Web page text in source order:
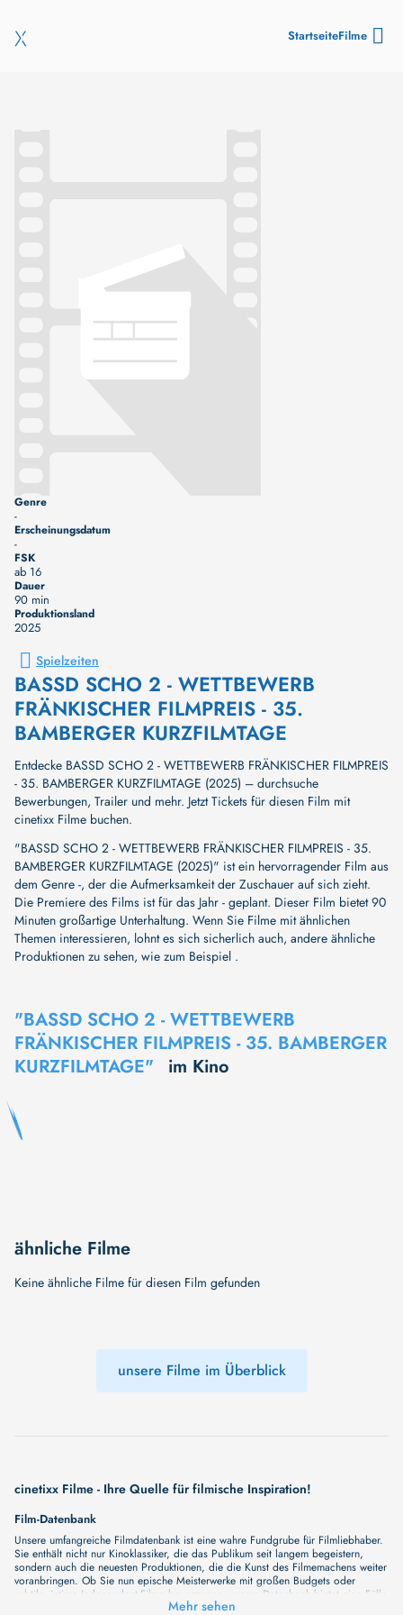
StartseiteFilme
Genre
-
Erscheinungsdatum
-
FSK
ab 16
Dauer
90 min
Produktionsland
2025
Spielzeiten
BASSD SCHO 2 - WETTBEWERB
FRÄNKISCHER FILMPREIS - 35.
BAMBERGER KURZFILMTAGE
Entdecke BASSD SCHO 2 - WETTBEWERB FRÄNKISCHER FILMPREIS
- 35. BAMBERGER KURZFILMTAGE (2025) – durchsuche
Bewerbungen, Trailer und mehr. Jetzt Tickets für diesen Film mit
cinetixx Filme buchen.
"BASSD SCHO 2 - WETTBEWERB FRÄNKISCHER FILMPREIS - 35.
BAMBERGER KURZFILMTAGE (2025)" ist ein hervorragender Film aus
dem Genre -, der die Aufmerksamkeit der Zuschauer auf sich zieht.
Die Premiere des Films ist für das Jahr - geplant. Dieser Film bietet 90
Minuten großartige Unterhaltung. Wenn Sie Filme mit ähnlichen
Themen interessieren, lohnt es sich sicherlich auch, andere ähnliche
Produktionen zu sehen, wie zum Beispiel .
"BASSD SCHO 2 - WETTBEWERB
FRÄNKISCHER FILMPREIS - 35. BAMBERGER
KURZFILMTAGE"
im Kino
ähnliche Filme
Keine ähnliche Filme für diesen Film gefunden
unsere Filme im Überblick
cinetixx Filme - Ihre Quelle für filmische Inspiration!
Film-Datenbank
Unsere umfangreiche Filmdatenbank ist eine wahre Fundgrube für Filmliebhaber.
Sie enthält nicht nur Kinoklassiker, die das Publikum seit langem begeistern,
sondern auch die neuesten Produktionen, die die Kunst des Filmemachens weiter
voranbringen. Ob Sie nun epische Meisterwerke mit großen Budgets oder
subtile, intime Independent-Filme bevorzugen, unsere Datenbank bietet eine Fülle
von Inhalten, die Ihr Herz und Ihren Geist berühren werden. Beim Durchstöbern
Mehr sehen